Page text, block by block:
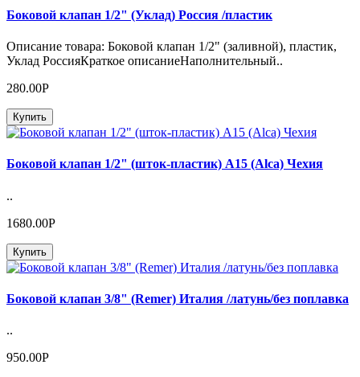
Боковой клапан 1/2" (Уклад) Россия /пластик
Описание товара: Боковой клапан 1/2" (заливной), пластик,
Уклад РоссияКраткое описаниеНаполнительный..
280.00Р
Купить
Боковой клапан 1/2" (шток-пластик) А15 (Alca) Чехия
..
1680.00Р
Купить
Боковой клапан 3/8" (Remer) Италия /латунь/без поплавка
..
950.00Р